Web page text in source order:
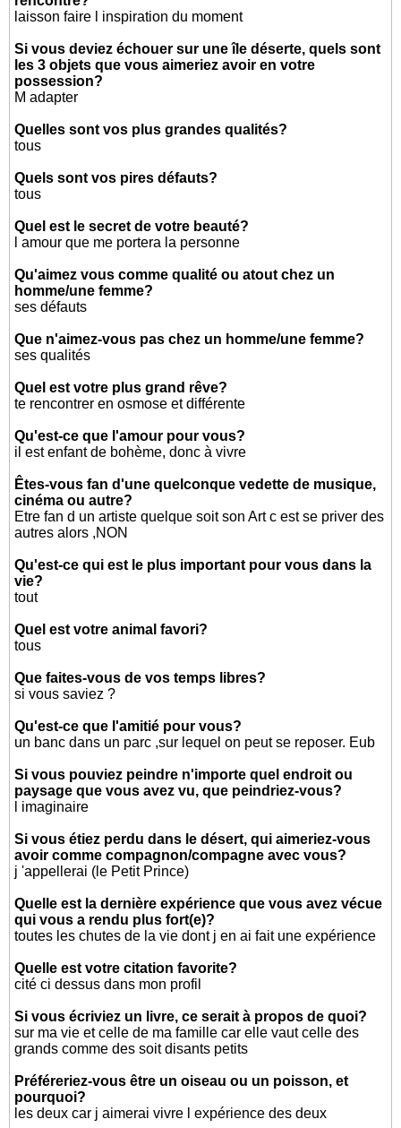
laisson faire l inspiration du moment
Si vous deviez échouer sur une île déserte, quels sont
les 3 objets que vous aimeriez avoir en votre
possession?
M adapter
Quelles sont vos plus grandes qualités?
tous
Quels sont vos pires défauts?
tous
Quel est le secret de votre beauté?
l amour que me portera la personne
Qu'aimez vous comme qualité ou atout chez un
homme/une femme?
ses défauts
Que n'aimez-vous pas chez un homme/une femme?
ses qualités
Quel est votre plus grand rêve?
te rencontrer en osmose et différente
Qu'est-ce que l'amour pour vous?
il est enfant de bohème, donc à vivre
Êtes-vous fan d'une quelconque vedette de musique,
cinéma ou autre?
Etre fan d un artiste quelque soit son Art c est se priver des
autres alors ,NON
Qu'est-ce qui est le plus important pour vous dans la
vie?
tout
Quel est votre animal favori?
tous
Que faites-vous de vos temps libres?
si vous saviez ?
Qu'est-ce que l'amitié pour vous?
un banc dans un parc ,sur lequel on peut se reposer. Eub
Si vous pouviez peindre n'importe quel endroit ou
paysage que vous avez vu, que peindriez-vous?
l imaginaire
Si vous étiez perdu dans le désert, qui aimeriez-vous
avoir comme compagnon/compagne avec vous?
j 'appellerai (le Petit Prince)
Quelle est la dernière expérience que vous avez vécue
qui vous a rendu plus fort(e)?
toutes les chutes de la vie dont j en ai fait une expérience
Quelle est votre citation favorite?
cité ci dessus dans mon profil
Si vous écriviez un livre, ce serait à propos de quoi?
sur ma vie et celle de ma famille car elle vaut celle des
grands comme des soit disants petits
Préféreriez-vous être un oiseau ou un poisson, et
pourquoi?
les deux car j aimerai vivre l expérience des deux